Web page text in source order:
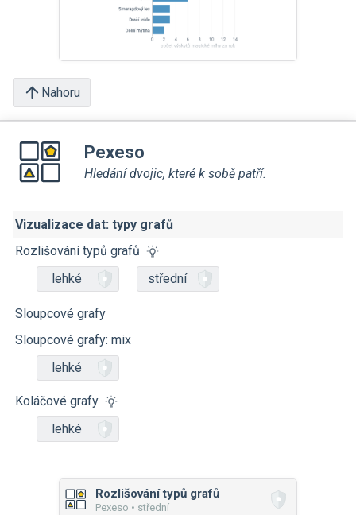
Nahoru
Pexeso
Hledání dvojic, které k sobě patří.
Vizualizace dat: typy grafů
Rozlišování typů grafů
lehké
střední
Sloupcové grafy
Sloupcové grafy: mix
lehké
Koláčové grafy
lehké
Rozlišování typů grafů
Pexeso • střední